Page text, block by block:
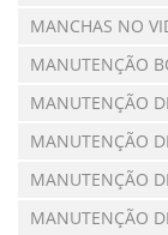
MANCHAS NO
MANUTENÇÃO
MANUTENÇÃO
MANUTENÇÃO
MANUTENÇÃO
MANUTENÇÃO